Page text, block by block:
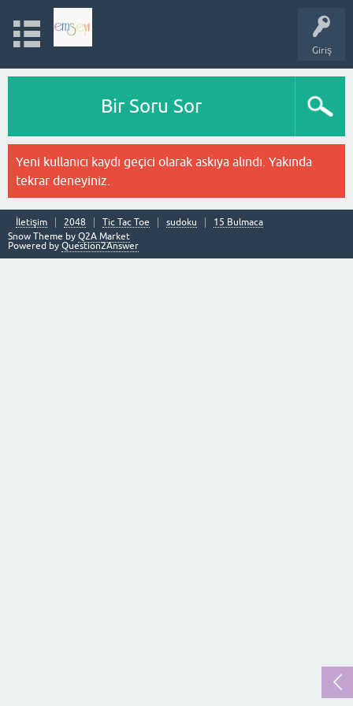
Giriş
Bir Soru Sor
Yeni kullanıcı kaydı geçici olarak askıya alındı. Yakında
tekrar deneyiniz.
İletişim 2048 Tic Tac Toe sudoku
15 Bulmaca
Snow Theme by Q2A Market
Powered by Question2Answer